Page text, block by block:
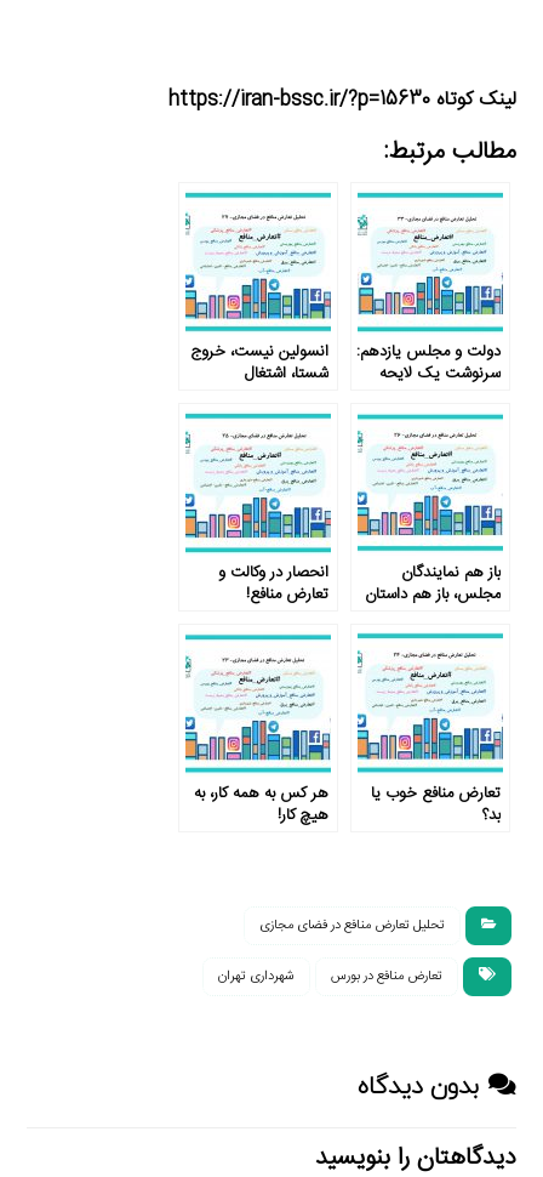
لینک کوتاه https://iran-bssc.ir/?p=15630
مطالب مرتبط:
دولت و مجلس یازدهم:
سرنوشت یک لایحه
انسولین نیست، خروج
شستا، اشتغال
تعارض منافع
باز هم نمایندگان
مجلس، باز هم داستان
انحصار در وکالت و
تعارض منافع!
تعارض منافع خوب یا
بد؟
هر کس به همه کار، به
هیچ کار!
تحلیل تعارض منافع در فضای مجازی
تعارض منافع در بورس شهرداری تهران
بدون دیدگاه
دیدگاهتان را بنویسید